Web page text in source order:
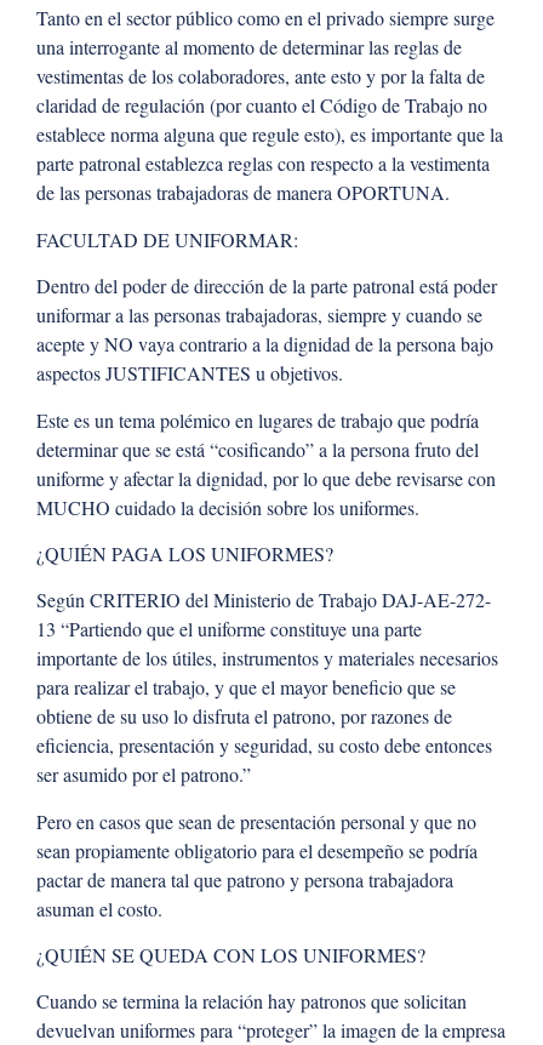
Tanto en el sector público como en el privado siempre surge
una interrogante al momento de determinar las reglas de
vestimentas de los colaboradores, ante esto y por lafalta de
claridad de regulación (por cuanto el Código de Trabajo no
establece norma alguna que regule esto), es importante que la
parte patronal establezca reglas con respecto a la vestimenta
de las personas trabajadoras de manera OPORTUNA.
FACULTAD DE UNIFORMAR:
Dentro del poder de dirección de la parte patronal está poder
uniformar a las personas trabajadoras, siempre y cuando se
acepte y NO vaya contrario a la dignidad de la persona bajo
aspectos JUSTIFICANTES u objetivos.
Este es un tema polémico en lugares de trabajo que podría
determinar que se está “cosificando” a la persona fruto del
uniforme y afectar la dignidad, por lo que debe revisarse con
MUCHO cuidado la decisión sobre los uniformes.
¿QUIÉN PAGA LOS UNIFORMES?
Según CRITERIO del Ministerio de Trabajo DAJ-AE-272-
13 “Partiendo que el uniforme constituye una parte
importante de los útiles, instrumentos y materiales necesarios
para realizar el trabajo, y que el mayor beneficio que se
obtiene de su uso lo disfruta el patrono, por razones de
eficiencia, presentación y seguridad, su costo debe entonces
ser asumido por el patrono.”
Pero en casos que sean de presentación personal y que no
sean propiamente obligatorio para el desempeño se podría
pactar de manera tal que patrono y persona trabajadora
asuman el costo.
¿QUIÉN SE QUEDA CON LOS UNIFORMES?
Cuando se termina la relación hay patronos que solicitan
devuelvan uniformes para “proteger” la imagen de la empresa